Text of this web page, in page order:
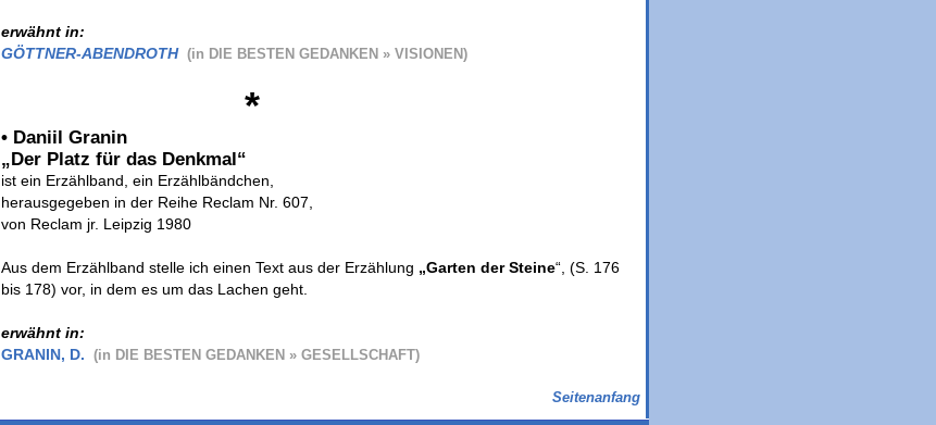
erwähnt in:
GÖTTNER-ABENDROTH (in DIE BESTEN GEDANKEN » VISIONEN)
*
• Daniil Granin
„Der Platz für das Denkmal“
ist ein Erzählband, ein Erzählbändchen,
herausgegeben in der Reihe Reclam Nr. 607,
von Reclam jr. Leipzig 1980
Aus dem Erzählband stelle ich einen Text aus der Erzählung „Garten der Steine“, (S. 176
bis 178) vor, in dem es um das Lachen geht.
erwähnt in:
GRANIN, D. (in DIE BESTEN GEDANKEN » GESELLSCHAFT)
Seitenanfang